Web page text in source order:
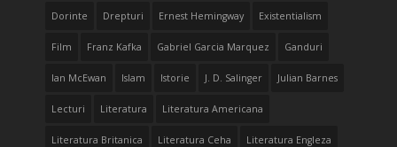
Dorinte Drepturi Ernest Hemingway Existentialism
Film Franz Kafka Gabriel Garcia Marquez Ganduri
Ian McEwan Islam Istorie J. D. Salinger Julian Barnes
Lecturi Literatura Literatura Americana
Literatura Britanica Literatura Ceha Literatura Engleza